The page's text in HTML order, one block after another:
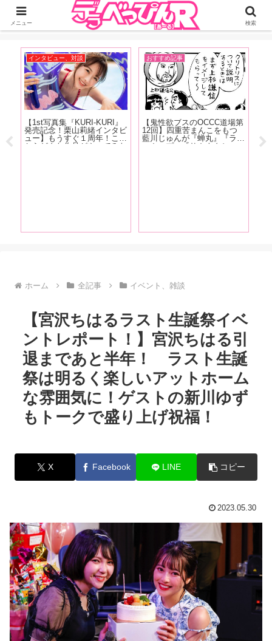
ジーオーティーが運営するちょっとHなニュースサイ。サイト内のリンクには
DMMアフィリエイトが含まれているものがあります
インタビュー、対談
【1st写真集『KURI-KURI』
発売記念！栗山莉緒インタビ
ュー】もうすぐ１周年！これ
からどんな作品がやってみた
おすすめ記事
【鬼性欲ブスのOCCC道場第
12回】四重苦まんこをもつ
藍川じゅんが『蝉丸』『ラバ
ーカップ』『サカナクショ
の
ハ
ホーム 全記事 イベント、雑談
【宮沢ちはるラスト生誕祭イベ
ントレポート！】宮沢ちはる引
退まであと半年！ ラスト生誕
祭は明るく楽しいアットホーム
な雰囲気に！ゲストの新川ゆず
もトークで盛り上げ祝福！
X Facebook LINE コピー
2023.05.30
メニュー 検索